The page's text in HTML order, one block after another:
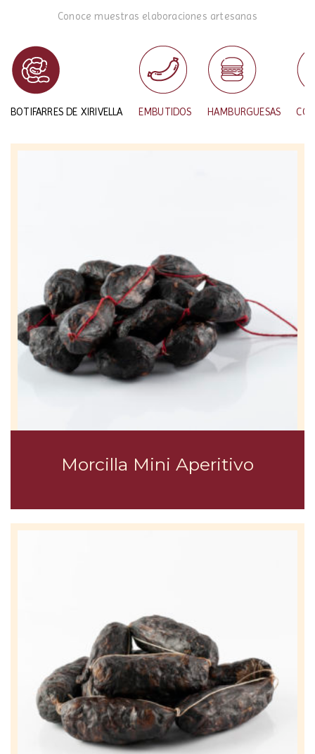
Conoce muestras elaboraciones artesanas
BOTIFARRES DE XIRIVELLA EMBUTIDOS HAMBURGUESAS
Morcilla Mini Aperitivo